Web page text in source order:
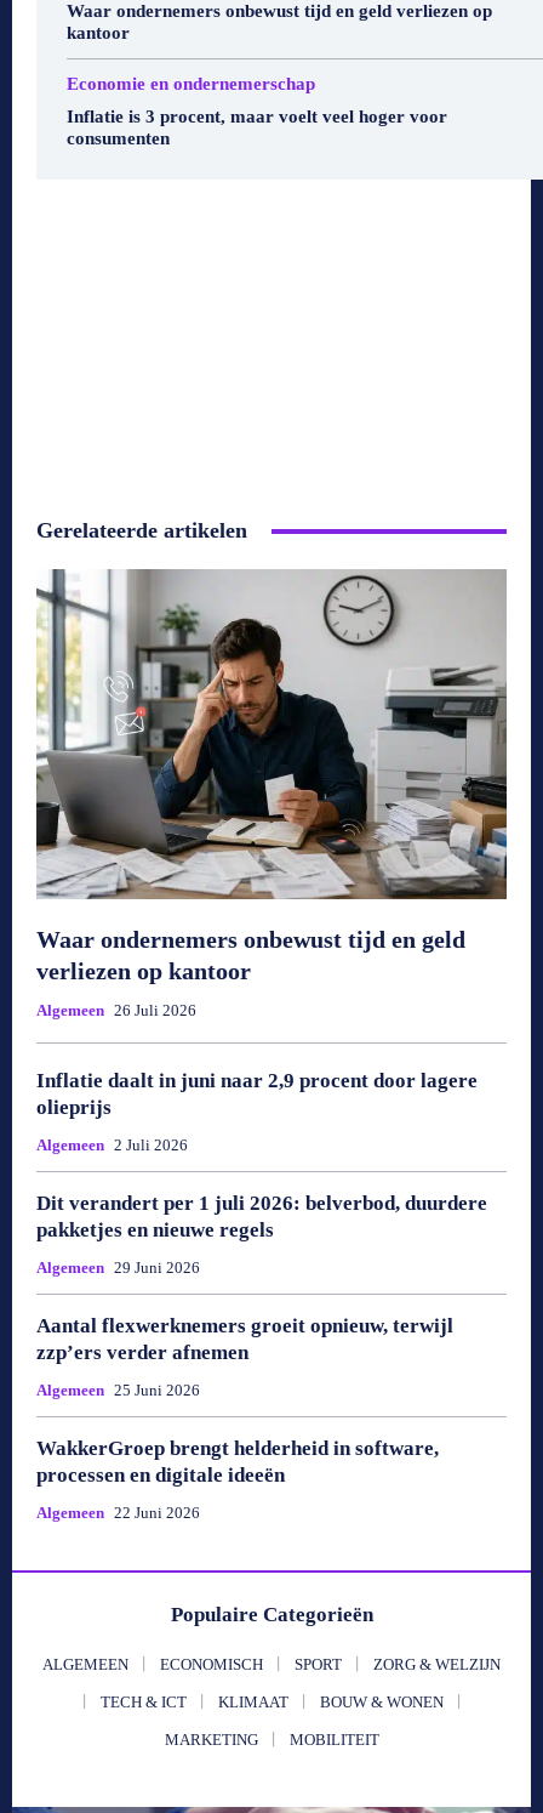
Waar ondernemers onbewust tijd en geld verliezen op
kantoor
Economie en ondernemerschap
Inflatie is 3 procent, maar voelt veel hoger voor
consumenten
Gerelateerde artikelen
Waar ondernemers onbewust tijd en geld
verliezen op kantoor
Algemeen 26 Juli 2026
Inflatie daalt in juni naar 2,9 procent door lagere
olieprijs
Algemeen 2 Juli 2026
Dit verandert per 1 juli 2026: belverbod, duurdere
pakketjes en nieuwe regels
Algemeen 29 Juni 2026
Aantal flexwerknemers groeit opnieuw, terwijl
zzp’ers verder afnemen
Algemeen 25 Juni 2026
WakkerGroep brengt helderheid in software,
processen en digitale ideeën
Algemeen 22 Juni 2026
Populaire Categorieën
ALGEMEEN ECONOMISCH SPORT ZORG & WELZIJN
TECH & ICT KLIMAAT BOUW & WONEN
MARKETING MOBILITEIT